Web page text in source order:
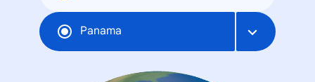
Panama